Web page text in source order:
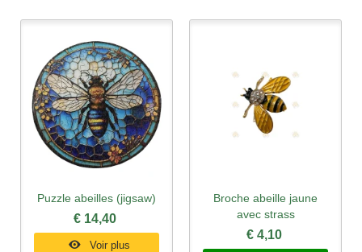
Puzzle abeilles (jigsaw)
€ 14,40
Voir plus
Broche abeille jaune
avec strass
€ 4,10